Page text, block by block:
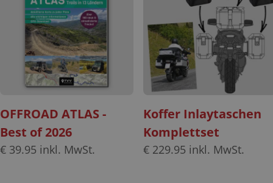
OFFROAD ATLAS -
Best of 2026
€ 39.95 inkl. MwSt.
Koffer Inlaytaschen
Komplettset
€ 229.95 inkl. MwSt.